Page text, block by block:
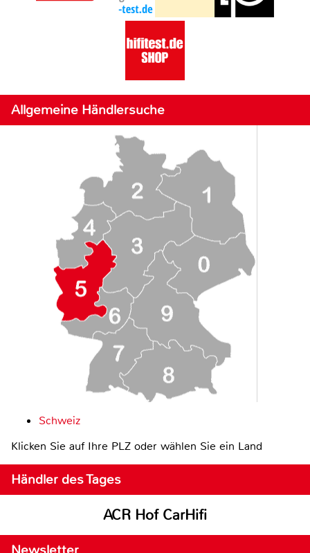
Allgemeine Händlersuche
Schweiz
Klicken Sie auf Ihre PLZ oder wählen Sie ein Land
Händler des Tages
ACR Hof CarHifi